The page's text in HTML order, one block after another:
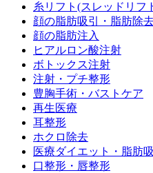
糸リフト(スレッドリフ
顔の脂肪吸引・脂肪除
顔の脂肪注入
ヒアルロン酸注射
ボトックス注射
注射・プチ整形
豊胸手術・バストケア
再生医療
耳整形
ホクロ除去
医療ダイエット・脂肪吸
口整形・唇整形